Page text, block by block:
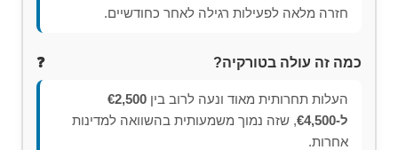
חזרה מלאה לפעילות רגילה לאחר כחודשיים.
כמה זה עולה בטורקיה?
העלות תחרותית מאוד ונעה לרוב בין €2,500
ל-€4,500
, שזה נמוך משמעותית בהשוואה למדינות
אחרות.